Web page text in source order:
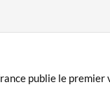
publie le premier